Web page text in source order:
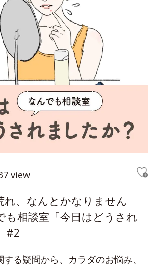
view
れ、なんとかなりません
も相談室「今日はどうされ
#2
る疑問から、カラダのお悩み、